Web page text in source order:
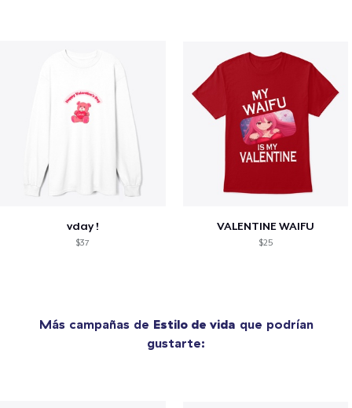
vday !
$37
VALENTINE WAIFU
$25
Más campañas de Estilo de vida que podrían
gustarte: